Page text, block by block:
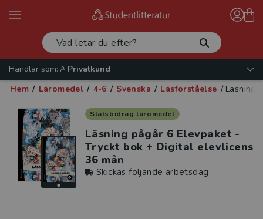
Handlar som:
Privatkund
Hem / Läromedel / 4-6 / Svenska / Läsförståelse / Läsning
Statsbidrag läromedel
Läsning pågår 6 Elevpaket -
Tryckt bok + Digital elevlicens
36 mån
Skickas följande arbetsdag